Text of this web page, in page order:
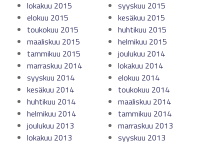
lokakuu 2015
syyskuu 2015
elokuu 2015
kesäkuu 2015
toukokuu 2015
huhtikuu 2015
maaliskuu 2015
helmikuu 2015
tammikuu 2015
joulukuu 2014
marraskuu 2014
lokakuu 2014
syyskuu 2014
elokuu 2014
kesäkuu 2014
toukokuu 2014
huhtikuu 2014
maaliskuu 2014
helmikuu 2014
tammikuu 2014
joulukuu 2013
marraskuu 2013
lokakuu 2013
syyskuu 2013